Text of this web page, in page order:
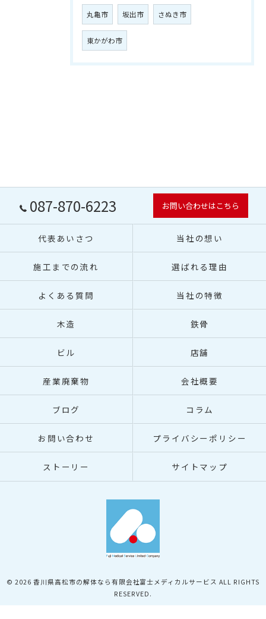
丸亀市 坂出市 さぬき市
東かがわ市
087-870-6223 お問い合わせはこちら
代表あいさつ 当社の想い
施工までの流れ 選ばれる理由
よくある質問 当社の特徴
木造 鉄骨
ビル 店舗
産業廃棄物 会社概要
ブログ コラム
お問い合わせ プライバシーポリシー
ストーリー サイトマップ
© 2026 香川県高松市の解体なら有限会社富士メディカルサービス ALL RIGHTS
RESERVED.